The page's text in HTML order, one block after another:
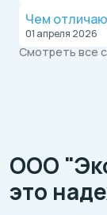
Чем
01 апреля 2026
Смотреть все
ООО
это